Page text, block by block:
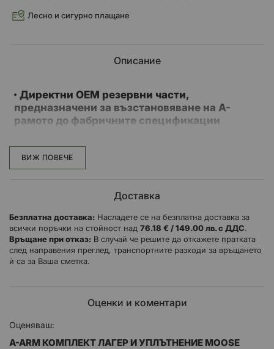
Лесно и сигурно плащане
Описание
Директни OEM резервни части,
предназначени за възстановяване на A-
рамото до фабричните спецификации
произведен от 52100 термично обработена
лагерна стомана за подобрена
Комплектът съдържа лагери, щифтове,
разделители и уплътнения за възстановяване
на едно A-рамо
ВИЖ ПОВЕЧЕ
Доставка
Безплатна доставка: Насладете се на безплатна доставка за
всички поръчки на стойност над 76.18 € / 149.00 лв. с ДДС.
Връщане при отказ: В случай че решите да откажете пратката
след направения преглед, транспортните разходи за връщането
ѝ са за Ваша сметка.
Оценки и коментари
Оценяваш:
A-ARM КОМПЛЕКТ ЛАГЕР И УПЛЪТНЕНИЕ MOOSE